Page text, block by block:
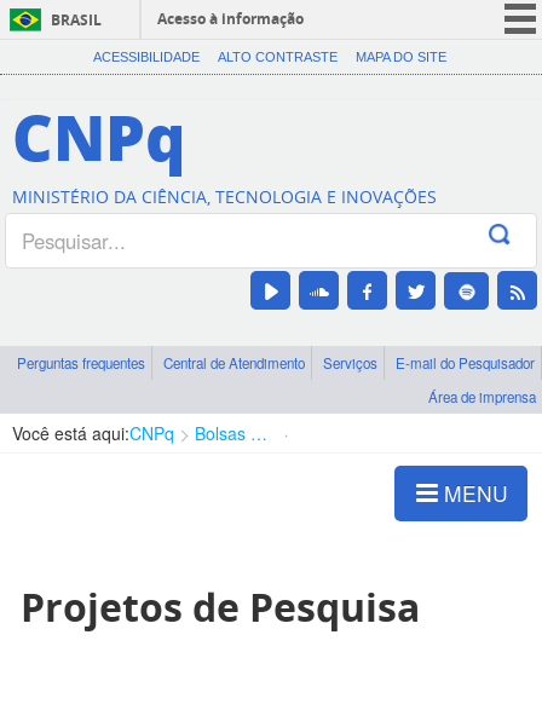
BRASIL
Acesso à informação
CORONAVÍRUS (COVID-19)
Canais
ACESSIBILIDADE ALTO CONTRASTE MAPA DO SITE
CNPq
MINISTÉRIO DA CIÊNCIA, TECNOLOGIA E INOVAÇÕES
Perguntas frequentes Central de Atendimento Serviços
E-mail do Pesquisador
Área de imprensa
Você está aqui:CNPq Bolsas e Auxílios Vigentes
MENU
Projetos de Pesquisa